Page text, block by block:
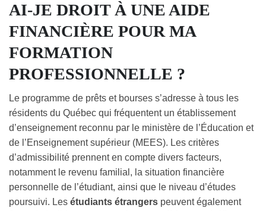
AI-JE DROIT À UNE AIDE
FINANCIÈRE POUR MA
FORMATION
PROFESSIONNELLE ?
Le programme de prêts et bourses s’adresse à tous les
résidents du Québec qui fréquentent un établissement
d’enseignement reconnu par le ministère de l’Éducation et
de l’Enseignement supérieur (MEES). Les critères
d’admissibilité prennent en compte divers facteurs,
notamment le revenu familial, la situation financière
personnelle de l’étudiant, ainsi que le niveau d’études
poursuivi. Les étudiants étrangers peuvent également